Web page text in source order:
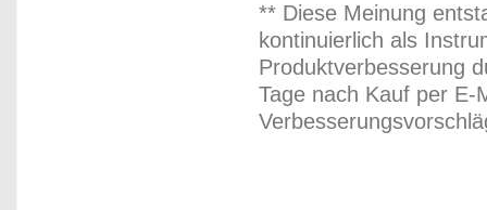
** Diese Meinung
kontinuierlich als
Produktverbesserung
Tage nach Kauf per E-